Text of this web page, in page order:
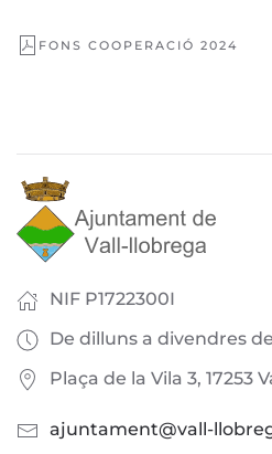
FONS COOPERACIÓ 2024
NIF P1722300I
De dilluns a divendres
Plaça de la Vila 3, 17253
ajuntament@vall-